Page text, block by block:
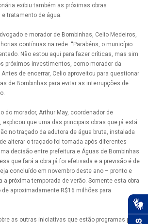
exibiu também as próximas obras
tratamento de água.
e morador de Bombinhas, Celio Medeiros,
contínuas na rede. “Parabéns, o município
Não estou aqui para fazer críticas, mas sim
próximos investimentos, como morador da
de encerrar, Celio aproveitou para questionar
de Bombinhas para evitar as interrupções de
do morador, Arthur May, coordenador de
explicou que uma das principais obras que já está
no traçado da adutora de água bruta, instalada
alterar o traçado foi tomada após diferentes
decisão entre prefeitura e Águas de Bombinhas.
que fará a obra já foi efetivada e a previsão é de
concluído em novembro deste ano – pronto e
a próxima temporada de verão. Somente esta obra
aproximadamente R$16 milhões para
as outras iniciativas que estão programas para